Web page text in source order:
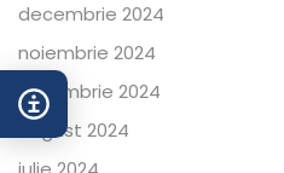
decembrie 2024
noiembrie 2024
octombrie 2024
august 2024